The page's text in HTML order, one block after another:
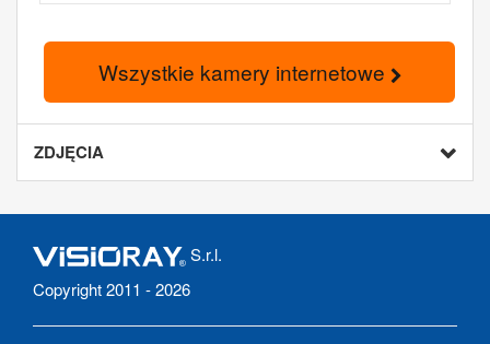
Wszystkie kamery internetowe
ZDJĘCIA
S.r.l.
Copyright 2011 - 2026